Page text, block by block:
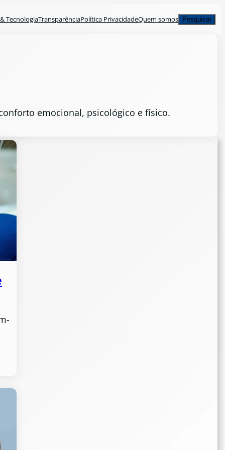
TecnologiaTransparênciaPolítica PrivacidadeQuem somosPesquisar
Pesquisar
emocional, psicológico e físico.